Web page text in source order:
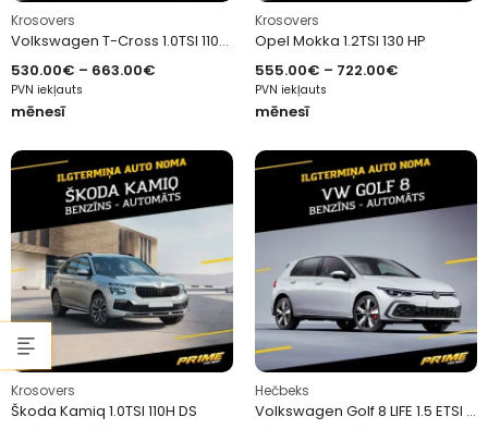
Krosovers
Volkswagen T-Cross 1.0TSI 110H DS
530.00€ – 663.00€
PVN iekļauts
mēnesī
Krosovers
Opel Mokka 1.2TSI 130 HP
555.00€ – 722.00€
PVN iekļauts
mēnesī
Krosovers
Škoda Kamiq 1.0TSI 110H DS
Hečbeks
Volkswagen Golf 8 LIFE 1.5 ETSI 130H DSG